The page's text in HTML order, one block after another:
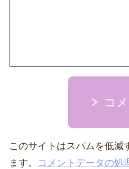
コ
このサイトはスパムを低減
ます。
コメントデータの処